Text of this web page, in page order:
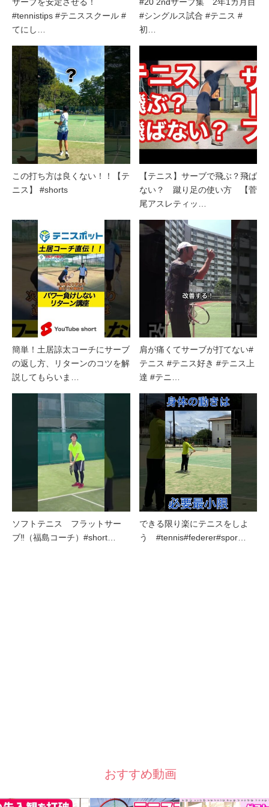
サーブを安定させる！
#tennistips #テニススクール #
てにし…
#20 2ndサーブ集 2年1カ月目
#シングルス試合 #テニス #
初…
この打ち方は良くない！！【テ
ニス】 #shorts
【テニス】サーブで飛ぶ？飛ば
ない？ 蹴り足の使い方 【菅
尾アスレティッ…
簡単！土居諒太コーチにサーブ
の返し方、リターンのコツを解
説してもらいま…
肩が痛くてサーブが打てない#
テニス #テニス好き #テニス上
達 #テニ…
ソフトテニス フラットサー
ブ‼（福島コーチ）#short…
できる限り楽にテニスをしよ
う #tennis#federer#spor…
おすすめ動画